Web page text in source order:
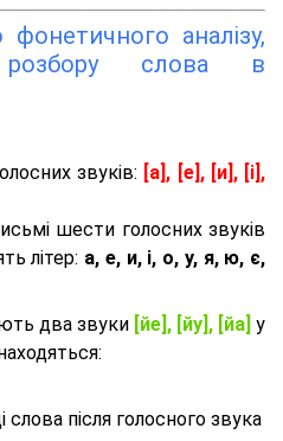
аналізу,
розбору слова в
звуків:
[а], [е], [и], [і],
шести голосних звуків
літер: а, е, и, і, о, у, я, ю, є,
два звуки [йе], [йу], [йа] у
слова після голосного звука